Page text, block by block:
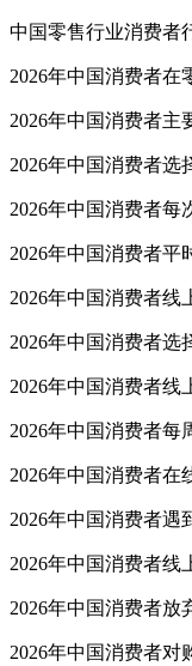
中国零售行业消费者
2026年中国消费者在
2026年中国消费者主
2026年中国消费者选
2026年中国消费者每
2026年中国消费者平
2026年中国消费者线
2026年中国消费者选
2026年中国消费者线
2026年中国消费者每
2026年中国消费者在
2026年中国消费者遇
2026年中国消费者线
2026年中国消费者放
2026年中国消费者对